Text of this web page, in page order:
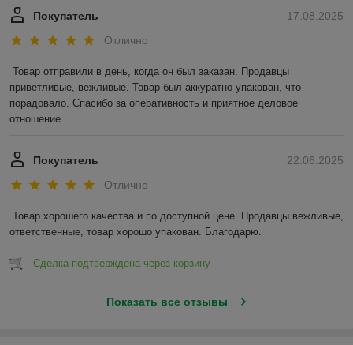
17.08.2025
Покупатель
Отлично
Товар отправили в день, когда он был заказан. Продавцы
приветливые, вежливые. Товар был аккуратно упакован, что
порадовало. Спасибо за оперативность и приятное деловое
отношение.
22.06.2025
Покупатель
Отлично
Товар хорошего качества и по доступной цене. Продавцы вежливые,
ответственные, товар хорошо упакован. Благодарю.
Сделка подтверждена через корзину
Показать все отзывы